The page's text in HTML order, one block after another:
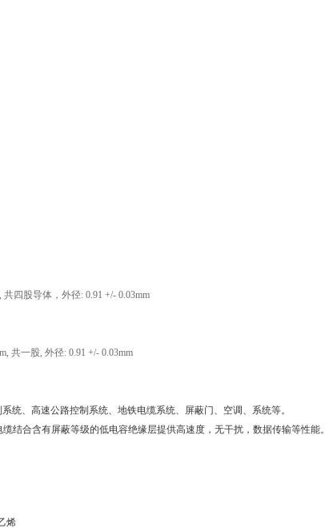
共四股导体，外径: 0.91 +/- 0.03mm
共一股, 外径: 0.91 +/- 0.03mm
统、高速公路控制系统、地铁电缆系统、屏蔽门、空调、系统等。
结合含有屏蔽等级的低电容绝缘层提供高速度，无干扰，数据传输等性能。
烯